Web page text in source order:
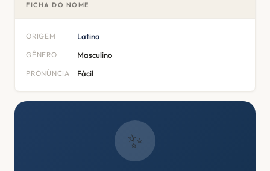
FICHA DO NOME
ORIGEM Latina
GÊNERO Masculino
PRONÚNCIA Fácil
✨